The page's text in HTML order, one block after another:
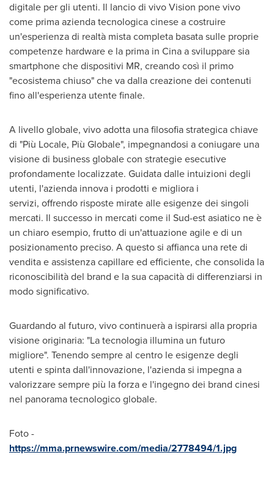
digitale per gli utenti. Il lancio di vivo Vision pone vivo
come prima azienda tecnologica cinese a costruire
un'esperienza di realtà mista completa basata sulle proprie
competenze hardware e la prima in Cina a sviluppare sia
smartphone che dispositivi MR, creando così il primo
"ecosistema chiuso" che va dalla creazione dei contenuti
fino all'esperienza utente finale.
A livello globale, vivo adotta una filosofia strategica chiave
di "Più Locale, Più Globale", impegnandosi a coniugare una
visione di business globale con strategie esecutive
profondamente localizzate. Guidata dalle intuizioni degli
utenti, l'azienda innova i prodotti e migliora i
servizi, offrendo risposte mirate alle esigenze dei singoli
mercati. Il successo in mercati come il Sud-est asiatico ne è
un chiaro esempio, frutto di un'attuazione agile e di un
posizionamento preciso. A questo si affianca una rete di
vendita e assistenza capillare ed efficiente, che consolida la
riconoscibilità del brand e la sua capacità di differenziarsi in
modo significativo.
Guardando al futuro, vivo continuerà a ispirarsi alla propria
visione originaria: "La tecnologia illumina un futuro
migliore". Tenendo sempre al centro le esigenze degli
utenti e spinta dall'innovazione, l'azienda si impegna a
valorizzare sempre più la forza e l'ingegno dei brand cinesi
nel panorama tecnologico globale.
Foto -
https://mma.prnewswire.com/media/2778494/1.jpg